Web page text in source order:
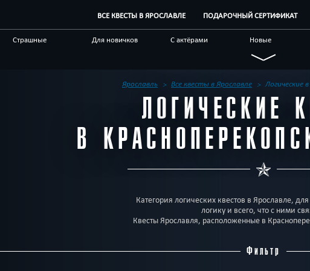
ВСЕ КВЕСТЫ В ЯРОСЛАВЛЕ ПОДАРОЧНЫЙ СЕРТИФИКАТ
Страшные Для новичков С актёрами Новые
Живые
Технологичные С аниматором Научные
Блог Другой город
Ярославль Все квесты в Ярославле Логические
ЛОГИЧЕСКИЕ
В
Категория логических квестов в Ярославле,
логику и всего, что с ними
Квесты Ярославля, расположенные в
Фильтр